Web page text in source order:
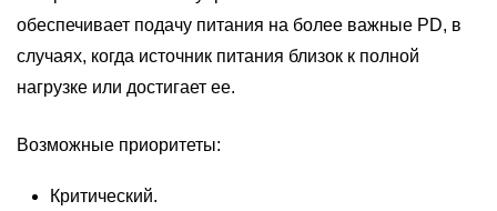
обеспечивает подачу питания на более важные PD, в
случаях, когда источник питания близок к полной
нагрузке или достигает ее.
Возможные приоритеты:
Критический.